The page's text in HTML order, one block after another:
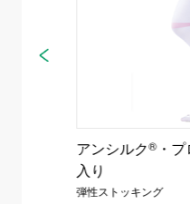
アンシルク®・プ
入り
弾性ストッキング